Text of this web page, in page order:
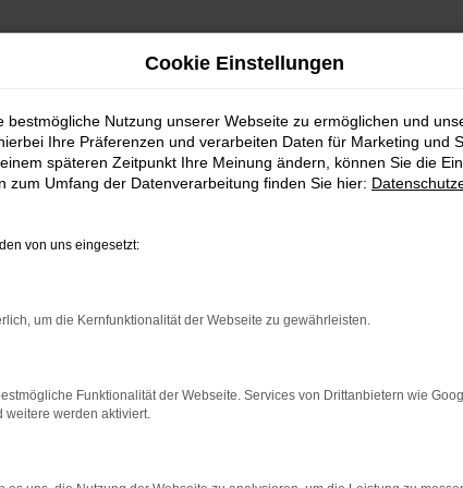
bestimmter Seiten verhindern. Funktioniert die Seite
beheben.
auf dem neuesten Stand sind.
Cookie Einstellungen
bestmögliche Nutzung unserer Webseite zu ermöglichen und
Ihre Präferenzen und verarbeiten Daten für Marketing und
späteren Zeitpunkt Ihre Meinung ändern, können Sie die
zum Umfang der Datenverarbeitung finden Sie hier:
von uns eingesetzt:
um die Kernfunktionalität der Webseite zu gewährleisten.
Funktionalität der Webseite. Services von Drittanbietern wie
weitere werden aktiviert.